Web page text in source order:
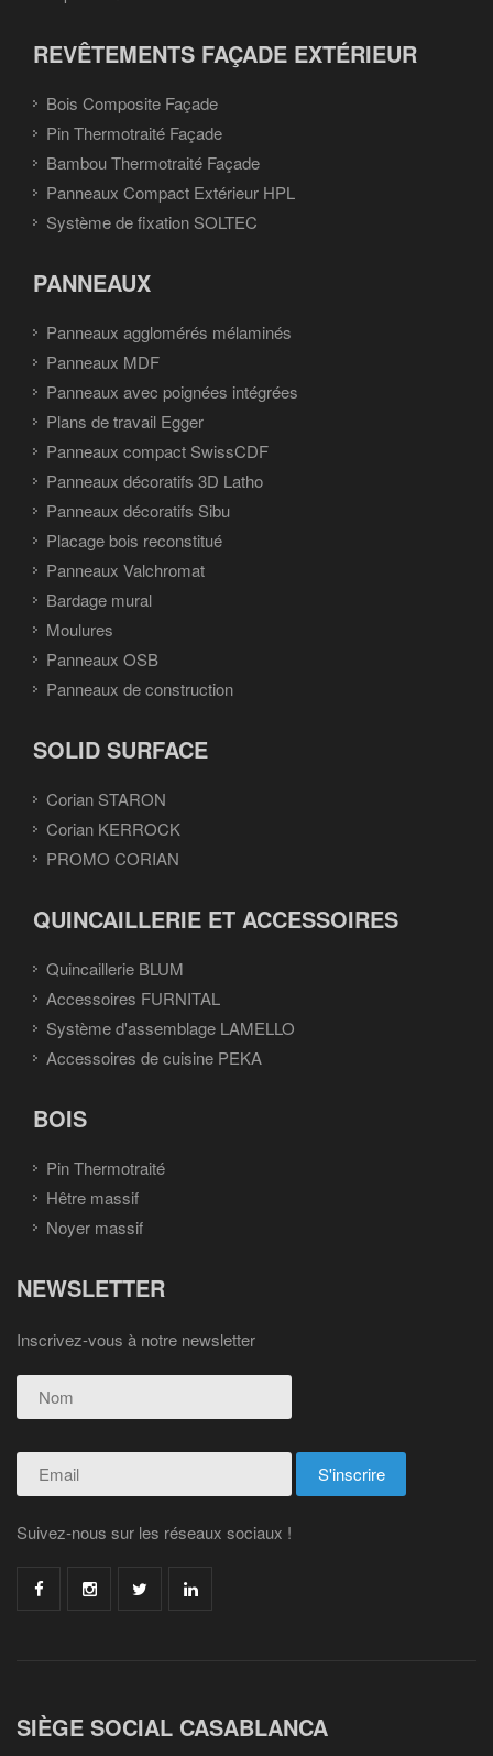
REVÊTEMENTS FAÇADE EXTÉRIEUR
Bois Composite Façade
Pin Thermotraité Façade
Bambou Thermotraité Façade
Panneaux Compact Extérieur HPL
Système de fixation SOLTEC
PANNEAUX
Panneaux agglomérés mélaminés
Panneaux MDF
Panneaux avec poignées intégrées
Plans de travail Egger
Panneaux compact SwissCDF
Panneaux décoratifs 3D Latho
Panneaux décoratifs Sibu
Placage bois reconstitué
Panneaux Valchromat
Bardage mural
Moulures
Panneaux OSB
Panneaux de construction
SOLID SURFACE
Corian STARON
Corian KERROCK
PROMO CORIAN
QUINCAILLERIE ET ACCESSOIRES
Quincaillerie BLUM
Accessoires FURNITAL
Système d'assemblage LAMELLO
Accessoires de cuisine PEKA
BOIS
Pin Thermotraité
Hêtre massif
Noyer massif
NEWSLETTER
Inscrivez-vous à notre newsletter
Suivez-nous sur les réseaux sociaux !
SIÈGE SOCIAL CASABLANCA